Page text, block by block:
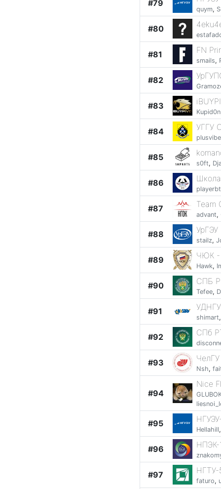
#79
quym,
#80
#81 FN
smails,
#82
#83
Kupid0n
#84 УГГУ
plusvibe
#85
s0ft,
#86
#87 Team
advant,
#88
stailz,
#89 ЧЮК -
Hawk,
#90 СПБ
Tefee,
#91
shimart
#92 СПб
#93
Nsh,
#94
Nice
#95
Hellahill
#96 НПЭК-
#97 НГТУ-
faturo,